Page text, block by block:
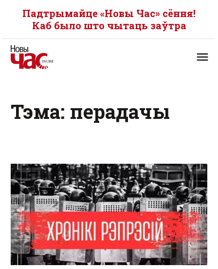
Падтрымайце «Новы Час» сёння!
Каб было што чытаць заўтра
Тэма: перадачы